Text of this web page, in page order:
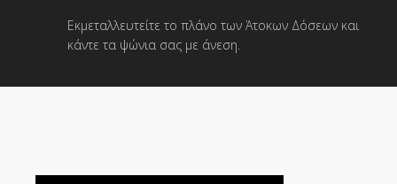
Εκμεταλλευτείτε το πλάνο των Άτοκων Δόσεων και
κάντε τα ψώνια σας με άνεση.